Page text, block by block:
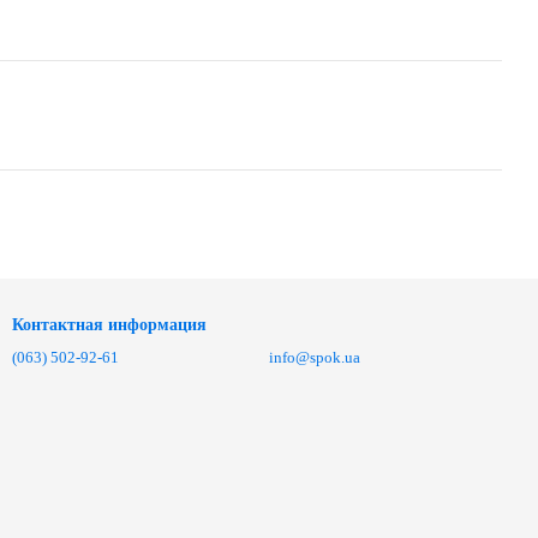
Контактная информация
(063) 502-92-61
info@spok.ua